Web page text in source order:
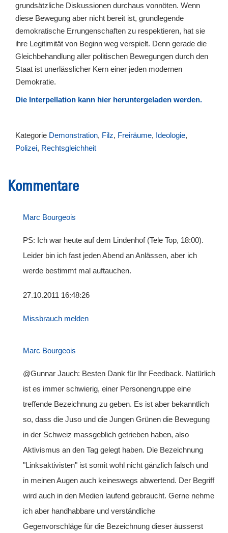
grundsätzliche Diskussionen durchaus vonnöten. Wenn
diese Bewegung aber nicht bereit ist, grundlegende
demokratische Errungenschaften zu respektieren, hat sie
ihre Legitimität von Beginn weg verspielt. Denn gerade die
Gleichbehandlung aller politischen Bewegungen durch den
Staat ist unerlässlicher Kern einer jeden modernen
Demokratie.
Die Interpellation kann hier heruntergeladen werden.
Kategorie Demonstration, Filz, Freiräume, Ideologie,
Polizei, Rechtsgleichheit
Kommentare
Marc Bourgeois
PS: Ich war heute auf dem Lindenhof (Tele Top, 18:00).
Leider bin ich fast jeden Abend an Anlässen, aber ich
werde bestimmt mal auftauchen.
27.10.2011 16:48:26
Missbrauch melden
Marc Bourgeois
@Gunnar Jauch: Besten Dank für Ihr Feedback. Natürlich
ist es immer schwierig, einer Personengruppe eine
treffende Bezeichnung zu geben. Es ist aber bekanntlich
so, dass die Juso und die Jungen Grünen die Bewegung
in der Schweiz massgeblich getrieben haben, also
Aktivismus an den Tag gelegt haben. Die Bezeichnung
"Linksaktivisten" ist somit wohl nicht gänzlich falsch und
in meinen Augen auch keineswegs abwertend. Der Begriff
wird auch in den Medien laufend gebraucht. Gerne nehme
ich aber handhabbare und verständliche
Gegenvorschläge für die Bezeichnung dieser äusserst